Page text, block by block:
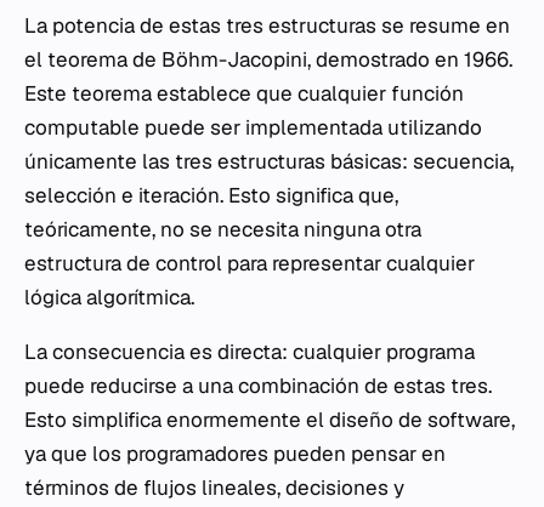
La potencia de estas tres estructuras se resume en
el teorema de Böhm-Jacopini, demostrado en 1966.
Este teorema establece que cualquier función
computable puede ser implementada utilizando
únicamente las tres estructuras básicas: secuencia,
selección e iteración. Esto significa que,
teóricamente, no se necesita ninguna otra
estructura de control para representar cualquier
lógica algorítmica.
La consecuencia es directa: cualquier programa
puede reducirse a una combinación de estas tres.
Esto simplifica enormemente el diseño de software,
ya que los programadores pueden pensar en
términos de flujos lineales, decisiones y